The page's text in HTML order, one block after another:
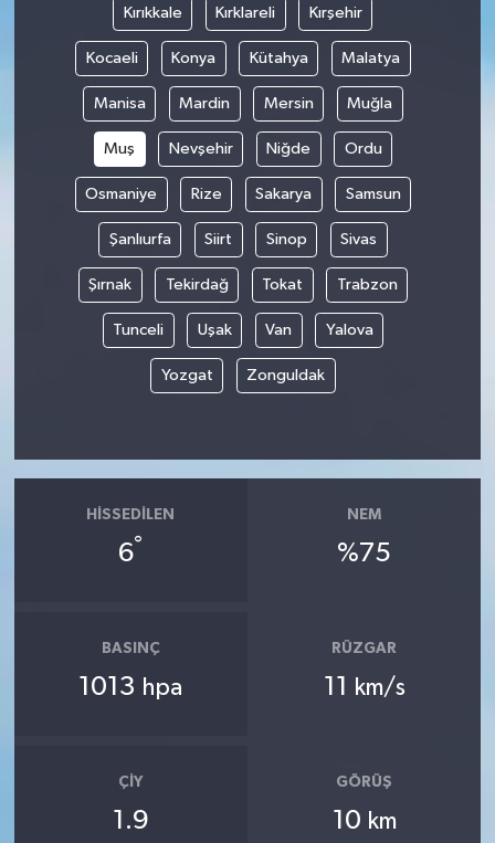
Kırıkkale Kırklareli Kırşehir
Kocaeli Konya Kütahya Malatya
Manisa Mardin Mersin Muğla
Muş Nevşehir Niğde Ordu
Osmaniye Rize Sakarya Samsun
Şanlıurfa Siirt Sinop Sivas
Şırnak Tekirdağ Tokat Trabzon
Tunceli Uşak Van Yalova
Yozgat Zonguldak
HISSEDILEN
6°
NEM
%75
BASINÇ
1013 hpa
RÜZGAR
11 km/s
ÇIY
1.9
GÖRÜŞ
10 km